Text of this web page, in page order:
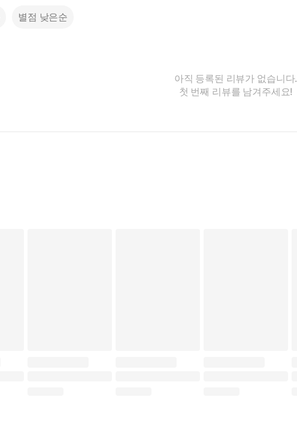
별점 낮은순
아직 등록된 리뷰가 없습니다.
첫 번째 리뷰를 남겨주세요!